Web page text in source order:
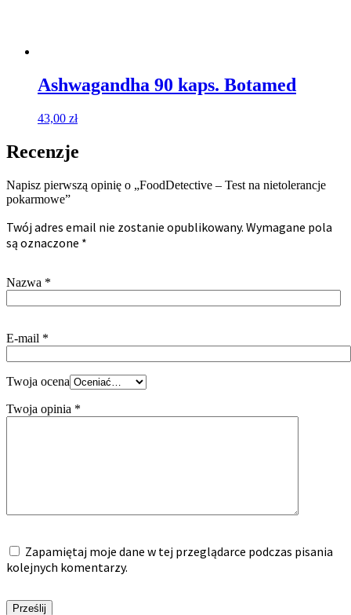
Ashwagandha 90 kaps. Botamed
43,00 zł
Recenzje
Napisz pierwszą opinię o „FoodDetective – Test na nietolerancje
pokarmowe”
Twój adres email nie zostanie opublikowany. Wymagane pola
są oznaczone *
Twoja ocena
Twoja opinia *
Nazwa *
E-mail *
Zapamiętaj moje dane w tej przeglądarce podczas pisania
kolejnych komentarzy.
Prześlij